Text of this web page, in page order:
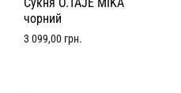
чорний
3 099,00 грн.